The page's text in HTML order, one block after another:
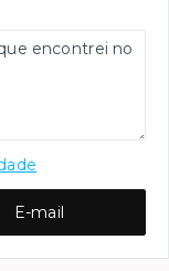
E-mail